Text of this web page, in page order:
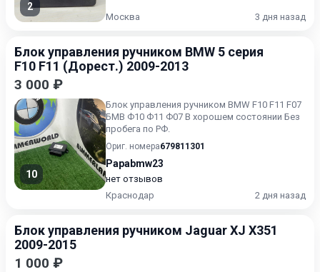
2
Москва 3 дня назад
Блок управления ручником BMW 5 серия
F10 F11 (Дорест.) 2009-2013
3 000 ₽
10
Блок управления ручником BMW F10 F11 F07
БМВ Ф10 Ф11 Ф07 В хорошем состоянии Без
пробега по РФ.
Ориг. номера679811301
Papabmw23
нет отзывов
Краснодар
2 дня назад
Блок управления ручником Jaguar XJ X351
2009-2015
1 000 ₽